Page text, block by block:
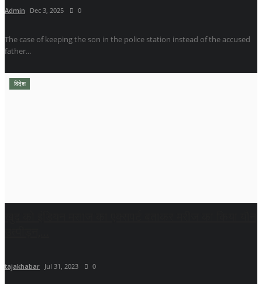
Admin Dec 3, 2025 0
The case of keeping the son in the police station instead of the accused
father...
विदेश
tajakhabar Jul 31, 2023 0